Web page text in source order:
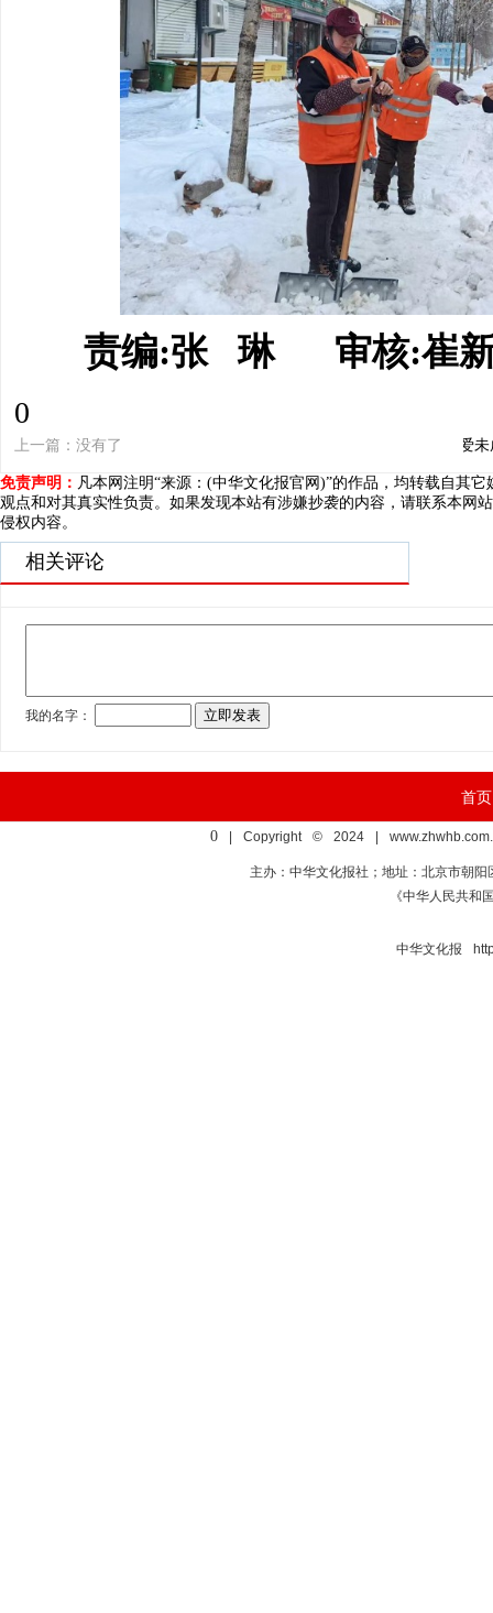
责编:张 琳 审核:崔
0
上一篇：没有了 下一篇：【关爱
免责声明： 凡本网注明“来源：(中华文化报官网)”的作品，均转载自其
观点和对其真实性负责。如果发现本站有涉嫌抄袭的内容，请联系本网
侵权内容。
相关评论
首页
0 | Copyright © 2024 |
主办：中华文化报社；地址：北京市朝
《中华人民共
中华文化报